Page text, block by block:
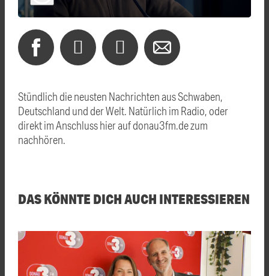
Stündlich die neusten Nachrichten aus Schwaben,
Deutschland und der Welt. Natürlich im Radio, oder
direkt im Anschluss hier auf donau3fm.de zum
nachhören.
DAS KÖNNTE DICH AUCH INTERESSIEREN